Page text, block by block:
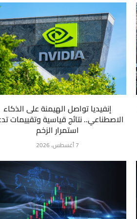
إنفيديا تواصل الهيمنة على الذكاء
الاصطناعي.. نتائج قياسية وتقييمات
استمرار الزخم
7 أغسطس، 2026